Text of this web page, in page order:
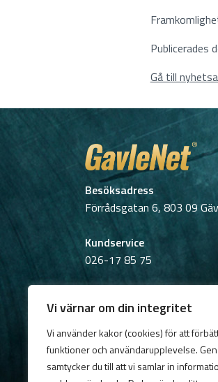
Vi värnar om din integritet
Vi använder kakor (cookies) för att
funktioner och användarupplevelse.
samtycker du till att vi samlar in
Publicerades
Gå till
Besöksadress
Förrådsgatan 6, 803 09
Kundservice
026-17 85 75
Fredag:08:00–15:00
Lunchstängt: 12:00-13:00
Postadress